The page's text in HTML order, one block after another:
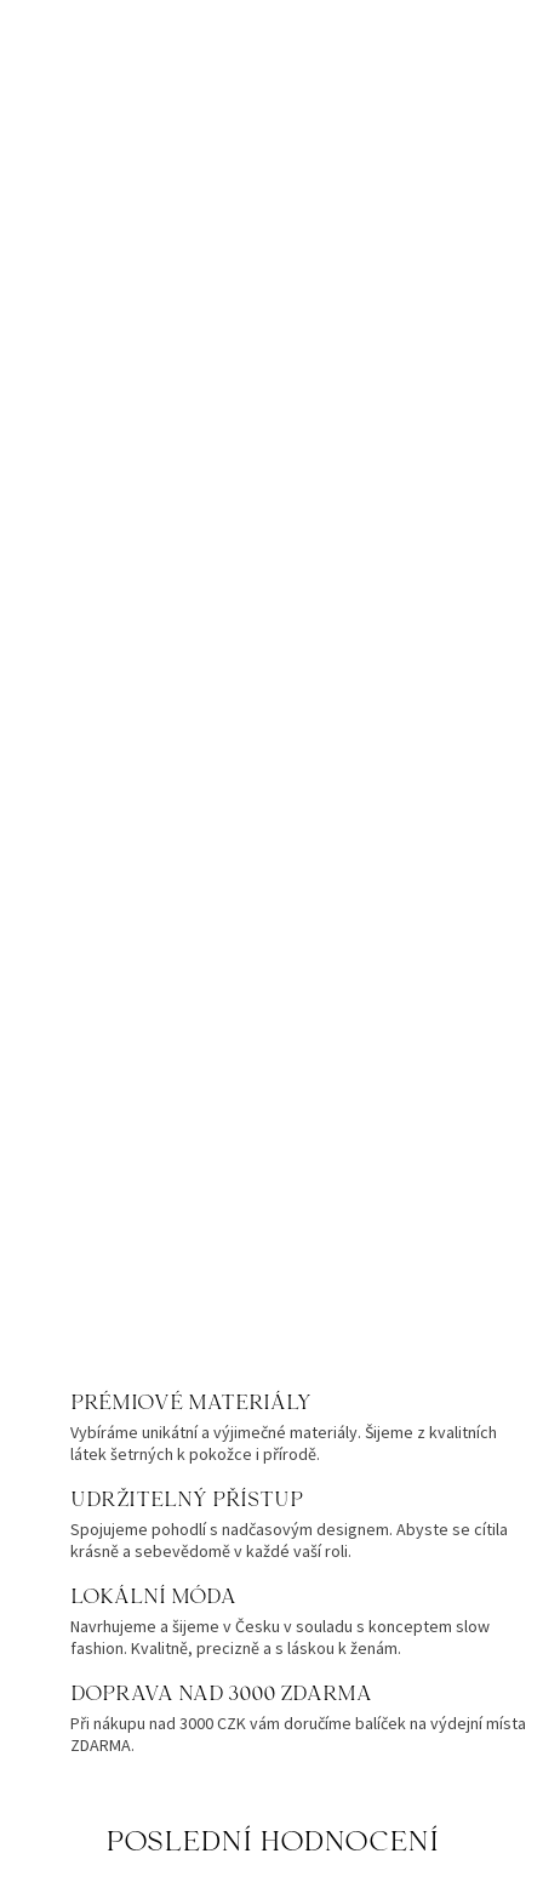
PRÉMIOVÉ MATERIÁLY
Vybíráme unikátní a výjimečné materiály. Šijeme z kvalitních
látek šetrných k pokožce i přírodě.
UDRŽITELNÝ PŘÍSTUP
Spojujeme pohodlí s nadčasovým designem. Abyste se cítila
krásně a sebevědomě v každé vaší roli.
LOKÁLNÍ MÓDA
Navrhujeme a šijeme v Česku v souladu s konceptem slow
fashion. Kvalitně, precizně a s láskou k ženám.
DOPRAVA NAD 3000 ZDARMA
Při nákupu nad 3000 CZK vám doručíme balíček na výdejní místa
ZDARMA.
POSLEDNÍ HODNOCENÍ